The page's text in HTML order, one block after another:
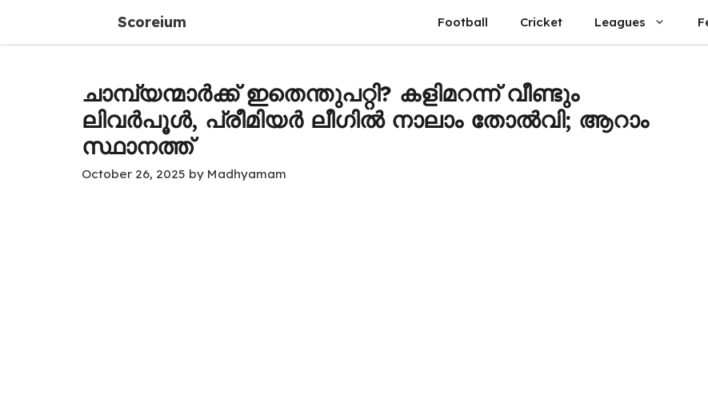
Scoreium Football Cricket Leagues
ചാമ്പ്യന്മാർക്ക് ഇതെന്തുപറ്റി? കളിമറന്ന് വീണ്ടും
ലിവർപൂൾ, പ്രീമിയർ ലീഗിൽ നാലാം തോൽവി; ആറാം
സ്ഥാനത്ത്
October 26, 2025 by Madhyamam